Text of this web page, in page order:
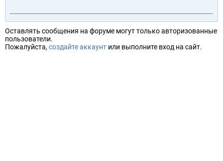
Оставлять сообщения на форуме могут только авторизованные
пользователи.
Пожалуйста, создайте аккаунт или выполните вход на сайт.